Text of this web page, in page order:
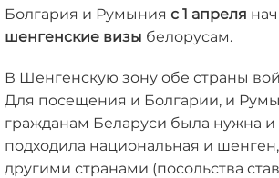
Болгария и Румыния с 1 апреля
шенгенские визы белорусам.
В Шенгенскую зону обе страны
Для посещения и Болгарии, и
гражданам Беларуси была нужна и
подходила национальная и
другими странами (посольства